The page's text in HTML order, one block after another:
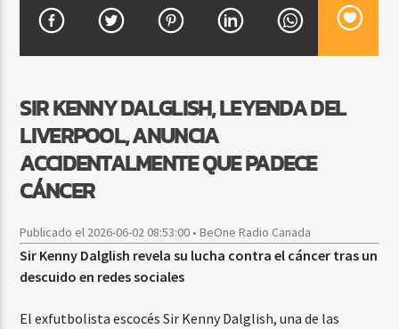
CURRENT SHOW
BALADAS Y VALLENATO
2:00 PM 5:00 PM
Beone Radio
SIR KENNY DALGLISH, LEYENDA DEL
LIVERPOOL, ANUNCIA
ACCIDENTALMENTE QUE PADECE
CÁNCER
Publicado el 2026-06-02 08:53:00 • BeOne Radio Canada
Sir Kenny Dalglish revela su lucha contra el cáncer tras un
descuido en redes sociales
El exfutbolista escocés Sir Kenny Dalglish, una de las